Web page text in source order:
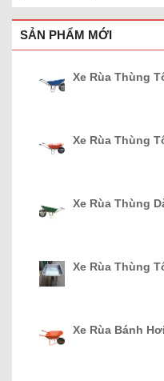
SẢN PHẨM MỚI
Xe Rùa Thùng
Xe Rùa Thùng
Xe Rùa Thùng
Xe Rùa Thùng
Xe Rùa Bánh Hơi